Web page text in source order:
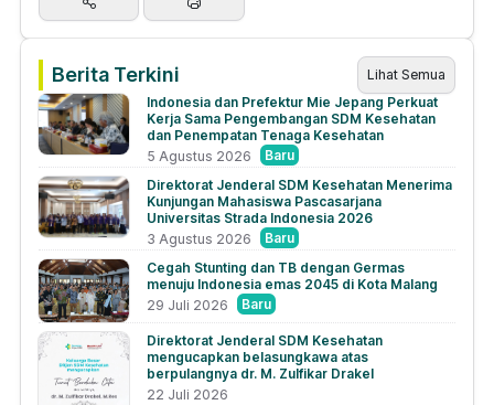
Berita Terkini
Lihat Semua
Indonesia dan Prefektur Mie Jepang Perkuat
Kerja Sama Pengembangan SDM Kesehatan
dan Penempatan Tenaga Kesehatan
5 Agustus 2026
Baru
Direktorat Jenderal SDM Kesehatan Menerima
Kunjungan Mahasiswa Pascasarjana
Universitas Strada Indonesia 2026
3 Agustus 2026
Baru
Cegah Stunting dan TB dengan Germas
menuju Indonesia emas 2045 di Kota Malang
29 Juli 2026
Baru
Direktorat Jenderal SDM Kesehatan
mengucapkan belasungkawa atas
berpulangnya dr. M. Zulfikar Drakel
22 Juli 2026